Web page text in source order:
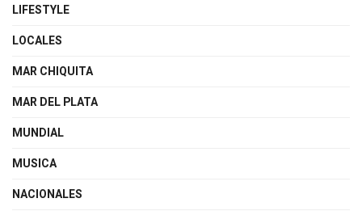
LIFESTYLE
LOCALES
MAR CHIQUITA
MAR DEL PLATA
MUNDIAL
MUSICA
NACIONALES